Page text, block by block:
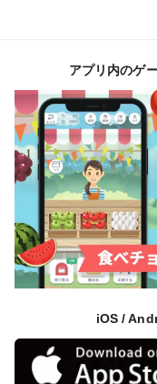
そうな程甘い！！味
やすい！！
皮をむくとき手に黒
した黒にんにくに仕
他社の黒にんにく
こそ、ぜひ一度召し
Q、どのくらい食べ
⇒一日１～３粒を目
毎日１～３粒程度お
感していただけると
で、いっぱい食べて
アプリ内のゲ
iOS /